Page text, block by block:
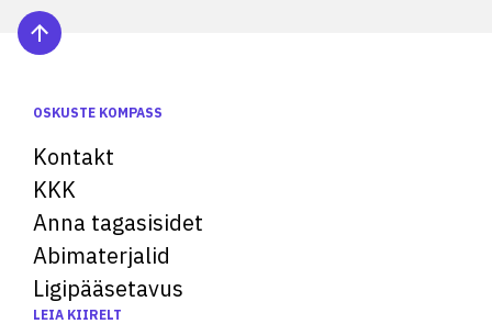
OSKUSTE KOMPASS
Kontakt
KKK
Anna tagasisidet
Abimaterjalid
Ligipääsetavus
LEIA KIIRELT